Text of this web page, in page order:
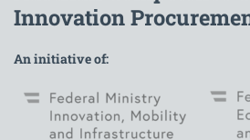
Innovation
An initiative of: